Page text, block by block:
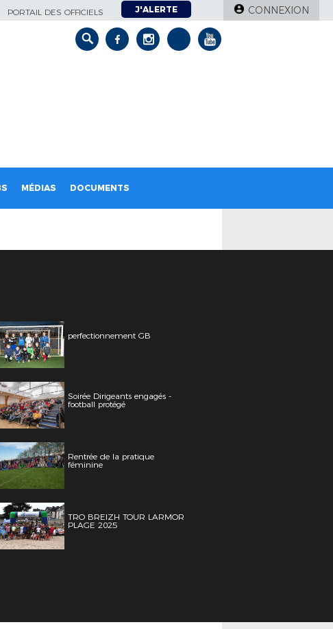
PORTAIL DES OFFICIELS J'ALERTE CONNEXION
MÉDIAS DOCUMENTS
perfectionnement GB
Soirée Dirigeants engagés -
football protégé
Rentrée de la pratique
féminine
TRO BREIZH TOUR LARMOR
PLAGE 2025